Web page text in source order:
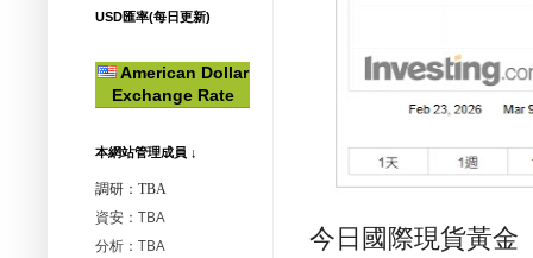
今日國際現貨黃金
USD匯率(每日更新)
American Dollar
Exchange Rate
本網站管理成員 ↓
調研：TBA
資安：TBA
分析：TBA